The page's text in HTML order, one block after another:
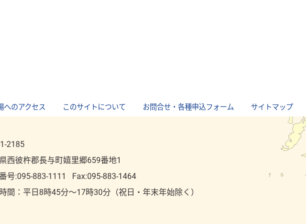
へのアクセス このサイトについて お問合せ・各種申込フォーム サイトマップ
2185
西彼杵郡長与町嬉里郷659番地1
号:095-883-1111
Fax:095-883-1464
間：平⽇8時45分～17時30分（祝⽇・年末年始除く）